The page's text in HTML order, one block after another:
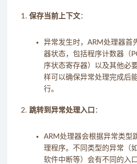
保存当前上下文：
异常发生时，ARM处理器首
器状态，包括程序计数器（
序状态寄存器）以及其他必
样可以确保异常处理完成后
行。
跳转到异常处理入口 ：
ARM处理器会根据异常类型
理程序。不同类型的异常（
软件中断等）会有不同的入